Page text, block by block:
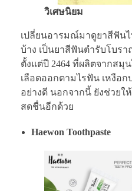
วิเศษนิยม
เปลี่ยนอารมณ์มาดูยาสีฟัน
บ้าง เป็นยาสีฟันตำรับโบร
ตั้งแต่ปี 2464 ที่ผลิตจากสมุ
เลือดออกตามไรฟัน เหงือก
อย่างดี นอกจากนี้ ยังช่วย
สดชื่นอีกด้วย
Haewon Toothpaste